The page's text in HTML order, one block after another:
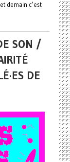
demain c’est
SON /
DE